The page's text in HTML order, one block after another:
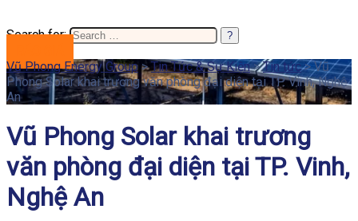
Search for:
Vũ Phong Energy Group >Tin Tức & Sự Kiện>Tin tức>Vũ
Phong Solar khai trương văn phòng đại diện tại TP. Vinh, Nghệ
An
Vũ Phong Solar khai trương
văn phòng đại diện tại TP. Vinh,
Nghệ An